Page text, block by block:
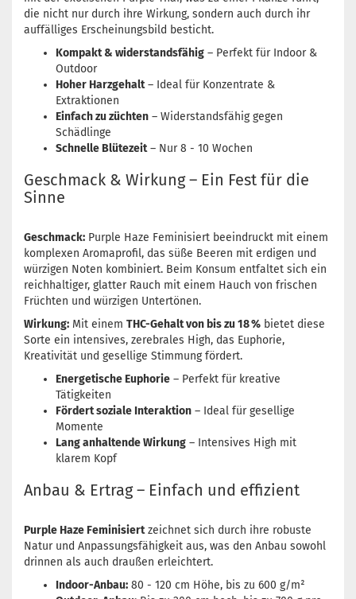
die nicht nur durch ihre Wirkung, sondern auch durch ihr
auffälliges Erscheinungsbild besticht.
Kompakt & widerstandsfähig – Perfekt für Indoor &
Outdoor
Hoher Harzgehalt– Ideal für Konzentrate &
Extraktionen
Einfach zu züchten – Widerstandsfähig gegen
Schädlinge
Schnelle Blütezeit– Nur 8 - 10 Wochen
Geschmack & Wirkung – Ein Fest für die
Sinne
Geschmack: Purple Haze Feminisiert beeindruckt mit einem
komplexen Aromaprofil, das süße Beeren mit erdigen und
würzigen Noten kombiniert. Beim Konsum entfaltet sich ein
reichhaltiger, glatter Rauch mit einem Hauch von frischen
Früchten und würzigen Untertönen.
Wirkung: Mit einem THC-Gehalt von bis zu 18 % bietet diese
Sorte ein intensives, zerebrales High, das Euphorie,
Kreativität und gesellige Stimmung fördert.
Energetische Euphorie – Perfekt für kreative
Tätigkeiten
Fördert soziale Interaktion – Ideal für gesellige
Momente
Lang anhaltende Wirkung – Intensives High mit
klarem Kopf
Anbau & Ertrag – Einfach und effizient
Purple Haze Feminisiertzeichnet sich durch ihre robuste
Natur und Anpassungsfähigkeit aus, was den Anbau sowohl
drinnen als auch draußen erleichtert.
Indoor-Anbau: 80 - 120 cm Höhe, bis zu 600 g/m²